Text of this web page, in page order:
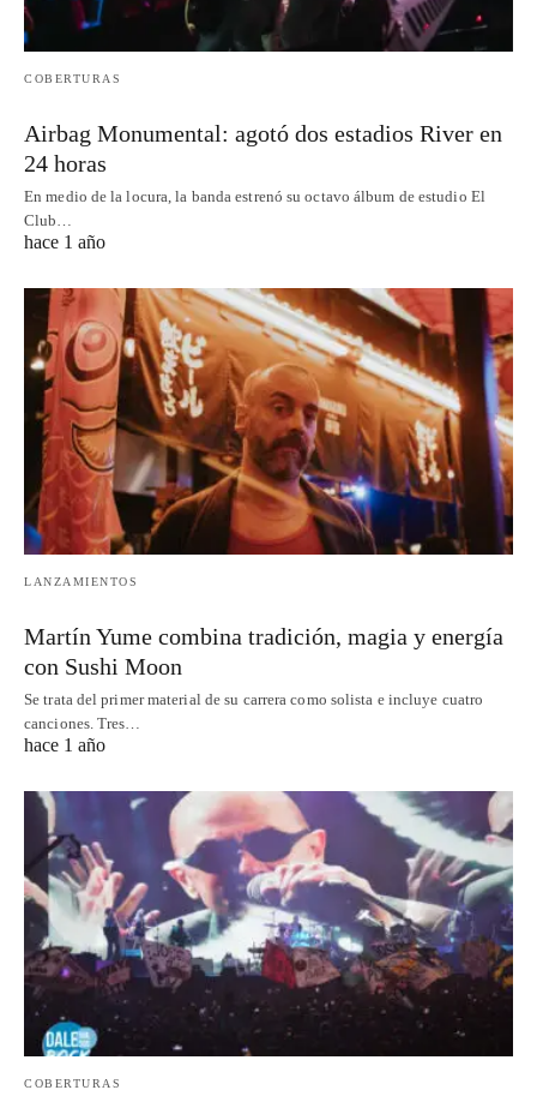
COBERTURAS
Airbag Monumental: agotó dos estadios River en
24 horas
En medio de la locura, la banda estrenó su octavo álbum de estudio El
Club…
hace 1 año
LANZAMIENTOS
Martín Yume combina tradición, magia y energía
con Sushi Moon
Se trata del primer material de su carrera como solista e incluye cuatro
canciones. Tres…
hace 1 año
COBERTURAS